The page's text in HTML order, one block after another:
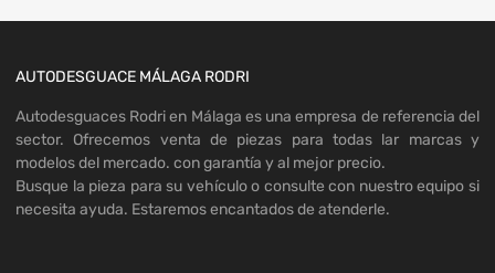
AUTODESGUACE MÁLAGA RODRI
Autodesguaces Rodri en Málaga es una empresa de referencia del
sector. Ofrecemos venta de piezas para todas lar marcas y
modelos del mercado. con garantía y al mejor precio.
Busque la pieza para su vehículo o consulte con nuestro equipo si
necesita ayuda. Estaremos encantados de atenderle.